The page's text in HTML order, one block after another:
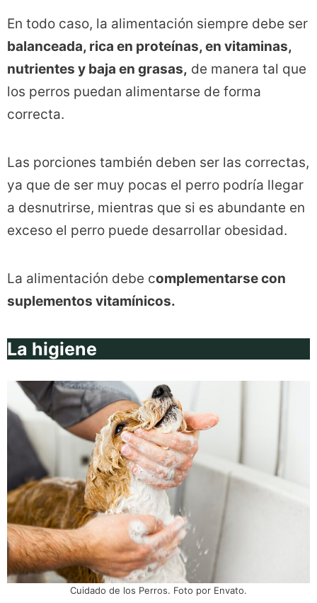
En todo caso, la alimentación siempre debe ser
balanceada, rica en proteínas, en vitaminas,
nutrientes y baja en grasas, de manera tal que
los perros puedan alimentarse de forma
correcta.
Las porciones también deben ser las correctas,
ya que de ser muy pocas el perro podría llegar
a desnutrirse, mientras que si es abundante en
exceso el perro puede desarrollar obesidad.
La alimentación debe complementarse con
suplementos vitamínicos.
La higiene
Cuidado de los Perros. Foto por Envato.